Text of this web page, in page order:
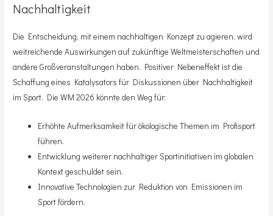
Nachhaltigkeit
Die Entscheidung, mit einem nachhaltigen Konzept zu agieren, wird
weitreichende Auswirkungen auf zukünftige Weltmeisterschaften und
andere Großveranstaltungen haben. Positiver Nebeneffekt ist die
Schaffung eines Katalysators für Diskussionen über Nachhaltigkeit
im Sport. Die WM 2026 könnte den Weg für:
Erhöhte Aufmerksamkeit für ökologische Themen im Profisport
führen.
Entwicklung weiterer nachhaltiger Sportinitiativen im globalen
Kontext geschuldet sein.
Innovative Technologien zur Reduktion von Emissionen im
Sport fördern.